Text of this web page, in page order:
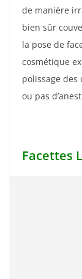
de manière
bien sûr
la pose de
cosmétique
polissage
ou pas
Facettes